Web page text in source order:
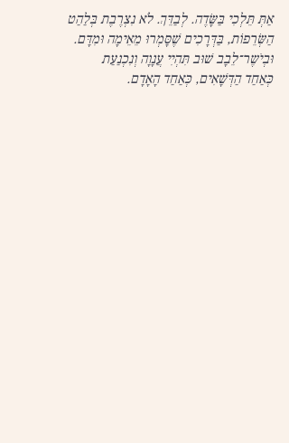
אַתְּ תֵּלְכִי בַּשָּׂדֶה. לְבַדֵּךְ. לֹא נִצְרֶבֶת בְּלַהַט
הַשְּׂרֵפוֹת, בַּדְּרָכִים שֶׁסָּמְרוּ מֵאֵימָה וּמִדָּם.
וּבְיֹשֶר־לֵבָב שׁוּב תִּהְיִי עֲנָוָה וְנִכְנַעַת
כְּאַחַד הַדְּשָׁאִים, כְּאַחַד הָאָדָם.